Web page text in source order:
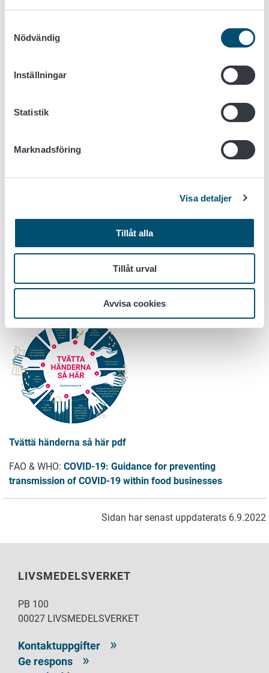
Nödvändig
Inställningar
Statistik
Marknadsföring
Visa detaljer
Tillåt alla
Tillåt urval
Avvisa cookies
Skriv ut anvisningen.
Arbeta säkert i livsmedelsarbete!(pdf) Skriv ut
anvisningen.
Tvättä händerna så här pdf
FAO & WHO: COVID-19: Guidance for preventing
transmission of COVID-19 within food businesses
Sidan har senast uppdaterats 6.9.2022
LIVSMEDELSVERKET
PB 100
00027 LIVSMEDELSVERKET
Kontaktuppgifter
Ge respons